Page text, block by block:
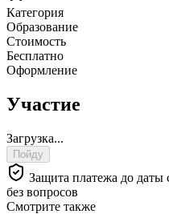
Категория
Образование
Стоимость
Бесплатно
Оформление
Участие
Загрузка...
Пойду
Защита платежа до даты
без вопросов
Смотрите также